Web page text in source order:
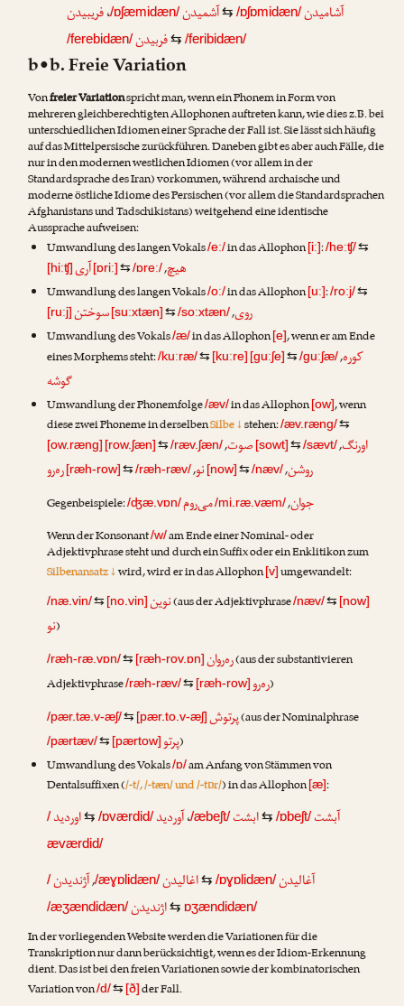
آشامیدن/ɒʃɒmidæn/
⇆آشمیدن/ɒʃæmidæn/،فریبیدن
/feribidæn/
⇆فربیدن/ferebidæn/
b•b. Freie Variation
Vonfreier Variationspricht man, wenn ein Phonem in Form von
mehreren gleichberechtigten Allophonen auftreten kann, wie dies z.B. bei
unterschiedlichen Idiomen einer Sprache der Fall ist. Sie lässt sich häufig
auf das Mittelpersische zurückführen. Daneben gibt es aber auch Fälle, die
nur in den modernen westlichen Idiomen (vor allem in der
Standardsprache des Iran) vorkommen, während archaische und
moderne östliche Idiome des Persischen (vor allem die Standardsprachen
Afghanistans und Tadschikistans) weitgehend eine identische
Aussprache aufweisen:
Umwandlung des langen Vokals/eː/in das Allophon[iː]:/heːʧ/⇆
[hiːʧ]
هیچ,
/ɒreː/
⇆
[ɒriː]آری
Umwandlung des langen Vokals/oː/in das Allophon[uː]:/roːj/⇆
[ruːj]
روی,
/soːxtæn/
⇆
[suːxtæn]سوختن
Umwandlung des Vokals/æ/in das Allophon[e], wenn er am Ende
eines Morphems steht:/kuːræ/⇆ [kuːre] کوره,
/guːʃæ/
⇆
[guːʃe]
گوشه
Umwandlung der Phonemfolge/æv/in das Allophon[ow], wenn
diese zwei Phoneme in derselbenSilbe ↓stehen:/æv.ræng/⇆
[ow.ræng]
اورنگ,
/sævt/
⇆
[sowt] صوت,
/ræv.ʃæn/
⇆
[row.ʃæn]
روشن,
/næv/
⇆
[now] نو,
/ræh-ræv/
⇆
[ræh-row]ره‌رو
Gegenbeispiele:/ʤæ.vɒn/ جوان,
/mi.ræ.væm/می‌روم
Wenn der Konsonant/w/am Ende einer Nominal- oder
Adjektivphrase steht und durch ein Suffix oder ein Enklitikon zum
Silbenansatz ↓wird, wird er in das Allophon[v]umgewandelt:
/næ.vin/⇆ [no.vin] نوین(aus der Adjektivphrase/næv/⇆ [now]
نو)
/ræh-ræ.vɒn/⇆ [ræh-rov.ɒn] ره‌ر‌وان(aus der substantivieren
Adjektivphrase/ræh-ræv/⇆ [ræh-row] ره‌رو)
/pær.tæ.v-æʃ/⇆ [pær.to.v-æʃ] پرتوش(aus der Nominalphrase
/pærtæv/⇆ [pærtow] پرتو)
Umwandlung des Vokals/ɒ/am Anfang von Stämmen von
Dentalsuffixen (/-t/, /-tæn/ und /-tɒr/) in das Allophon[æ]:
آبشت /ɒbeʃt/
⇆ ابشت /æbeʃt/،آوردید /ɒværdid/
⇆ اوردید /
æværdid/
آغالیدن/ɒɣɒlidæn/
⇆ اغالیدن/æɣɒlidæn/
,آژندیدن/
ɒʒændidæn/
⇆ اژندیدن/æʒændidæn/
In der vorliegenden Website werden die Variationen für die
Transkription nur dann berücksichtigt, wenn es der Idiom-Erkennung
dient. Das ist bei den freien Variationen sowie der kombinatorischen
Variation von/d/⇆ [ð]der Fall.